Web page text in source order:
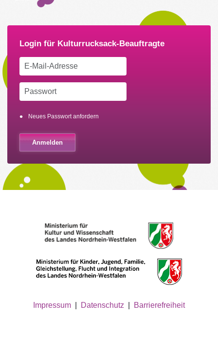
Neues Passwort anfordern
Impressum Datenschutz Barrierefreiheit